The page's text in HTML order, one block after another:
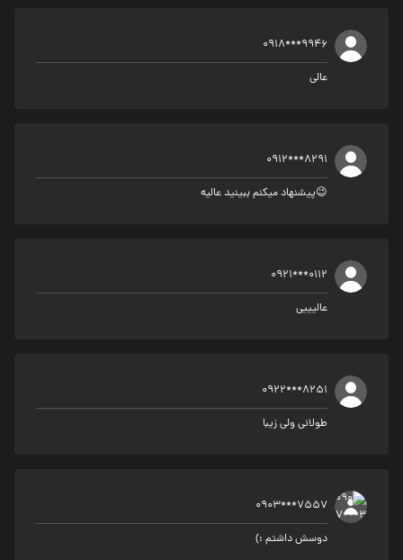
0918***9946
عالی
0912***8291
😉پیشنهاد میکنم ببینید عالیه
0921***0112
عالیییی
0922***8251
طولانی ولی زیبا
0903***7557
دوسش داشتم :)